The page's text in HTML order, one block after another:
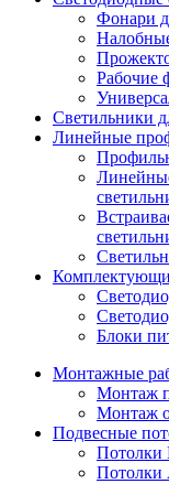
Фонари
Рабочие
Светильники
Линейные
Блоки
Монтажные
Монтаж
Монтаж
Подвесные
Потолки
Потолки